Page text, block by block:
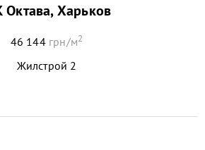
Харьков
46 144 грн/м2
Жилстрой 2